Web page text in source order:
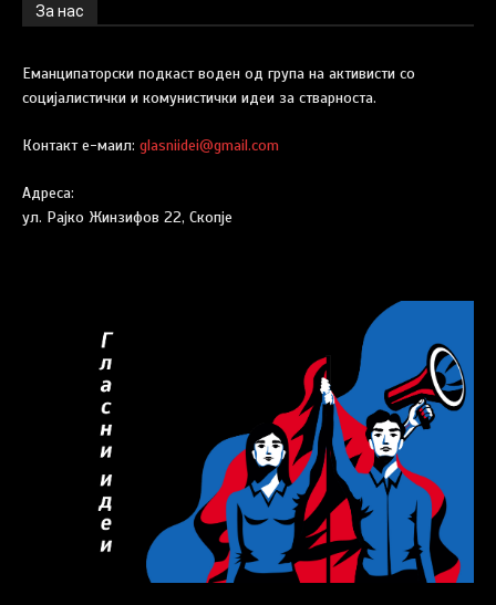
За нас
Еманципаторски подкаст воден од група на активисти со
социјалистички и комунистички идеи за стварноста.
Контакт е-маил: glasniidei@gmail.com
Адреса:
ул. Рајко Жинзифов 22, Скопје